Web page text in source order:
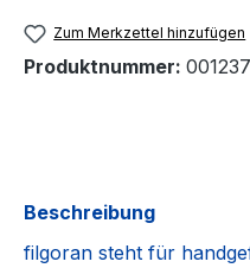
Zum Merkzettel hinzufügen
Produktnummer: 001237
Beschreibung
filgoran steht für